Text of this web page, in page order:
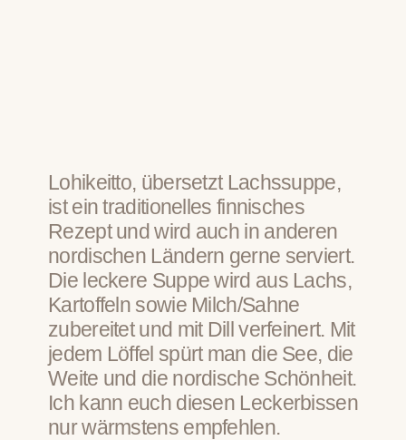
Lohikeitto, übersetzt Lachssuppe,
ist ein traditionelles finnisches
Rezept und wird auch in anderen
nordischen Ländern gerne serviert.
Die leckere Suppe wird aus Lachs,
Kartoffeln sowie Milch/Sahne
zubereitet und mit Dill verfeinert. Mit
jedem Löffel spürt man die See, die
Weite und die nordische Schönheit.
Ich kann euch diesen Leckerbissen
nur wärmstens empfehlen.